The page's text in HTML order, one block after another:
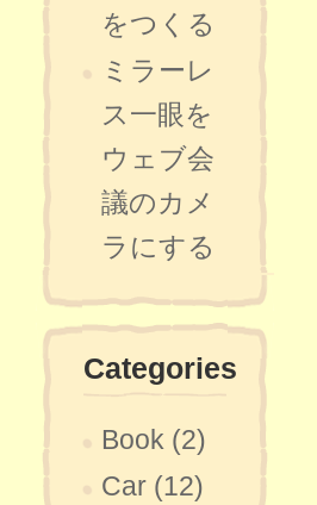
をつくる
ミラーレ
ス一眼を
ウェブ会
議のカメ
ラにする
Categories
Book (2)
Car (12)